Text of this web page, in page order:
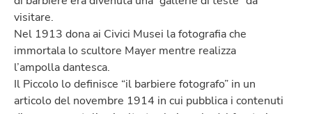
visitare.
Nel 1913 dona ai Civici Musei la fotografia che
immortala lo scultore Mayer mentre realizza
l’ampolla dantesca.
Il Piccolo lo definisce “il barbiere fotografo” in un
articolo del novembre 1914 in cui pubblica i contenuti